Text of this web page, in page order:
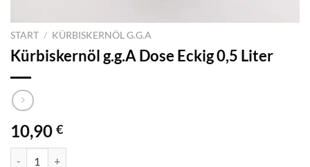
START / KÜRBISKERNÖL G.G.A
Kürbiskernöl g.g.A Dose Eckig 0,5 Liter
10,90 €